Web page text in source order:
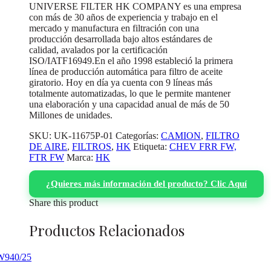
UNIVERSE FILTER HK COMPANY es una empresa
con más de 30 años de experiencia y trabajo en el
mercado y manufactura en filtración con una
producción desarrollada bajo altos estándares de
calidad, avalados por la certificación
ISO/IATF16949.En el año 1998 estableció la primera
línea de producción automática para filtro de aceite
giratorio. Hoy en día ya cuenta con 9 líneas más
totalmente automatizadas, lo que le permite mantener
una elaboración y una capacidad anual de más de 50
Millones de unidades.
SKU: UK-11675P-01 Categorías: CAMION, FILTRO
DE AIRE, FILTROS, HK Etiqueta: CHEV FRR FW,
FTR FW Marca: HK
¿Quieres más información del producto? Clic Aquí
Share this product
Productos Relacionados